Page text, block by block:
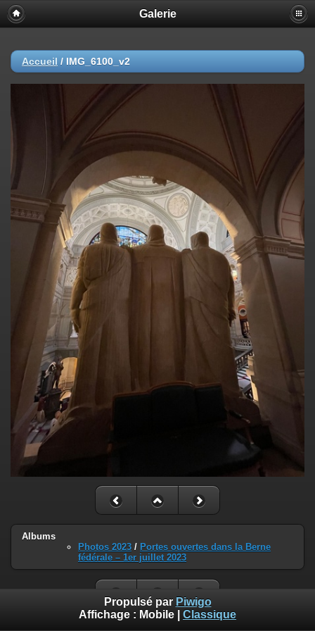
Galerie
Accueil / IMG_6100_v2
Albums
Photos 2023 / Portes ouvertes dans la Berne
fédérale – 1er juillet 2023
Propulsé par Piwigo
Affichage : Mobile Classique